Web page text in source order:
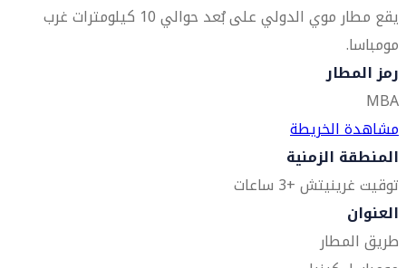
يقع مطار موي الدولي على بُعد حوالي 10 كيلومترات غرب
مومباسا.
رمز المطار
MBA
مشاهدة الخريطة
المنطقة الزمنية
توقيت غرينيتش +3 ساعات
العنوان
طريق المطار